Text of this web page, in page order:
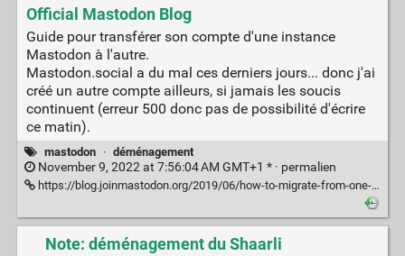
Official Mastodon Blog
Guide pour transférer son compte d'une instance
Mastodon à l'autre.
Mastodon.social a du mal ces derniers jours... donc j'ai
créé un autre compte ailleurs, si jamais les soucis
continuent (erreur 500 donc pas de possibilité d'écrire
ce matin).
mastodon · déménagement
November 9, 2022 at 7:56:04 AM GMT+1 * · permalien
https://blog.joinmastodon.org/2019/06/how-to-migrate-from-one-server-to-another/
Note: déménagement du Shaarli